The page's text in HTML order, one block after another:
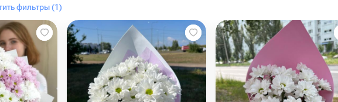
фильтры (1)